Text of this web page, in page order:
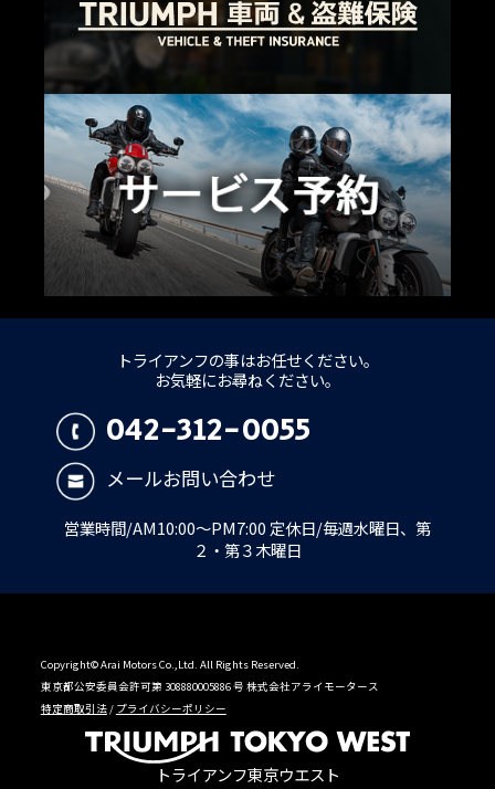
トライアンフの事はお任せください。
お気軽にお尋ねください。
042-312-0055
メールお問い合わせ
営業時間/AM10:00～PM7:00 定休日/毎週水曜日、第
２・第３木曜日
Copyright© Arai Motors Co.,Ltd. All Rights Reserved.
東京都公安委員会許可第 308880005886 号 株式会社アライモータース
特定商取引法/ プライバシーポリシー
トライアンフ東京ウエスト